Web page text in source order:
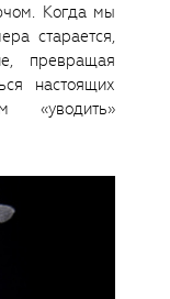
Когда мы
старается,
превращая
настоящих
«уводить»